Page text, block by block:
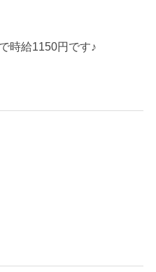
時給1150円です♪